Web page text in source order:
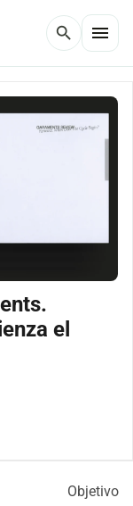
search menu
el
Objetivo